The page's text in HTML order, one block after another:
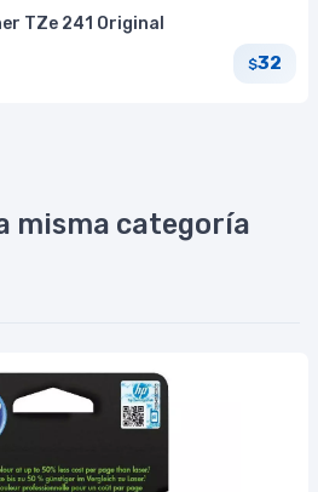
TZe 241 Original
$32
misma categoría